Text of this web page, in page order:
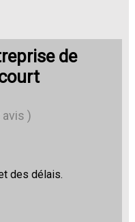
de
avis )
des délais.